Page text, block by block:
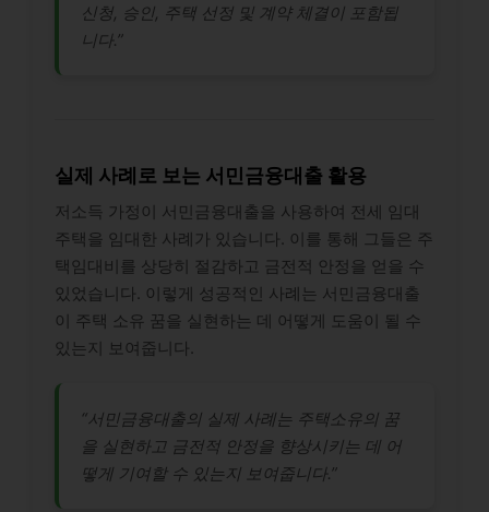
신청, 승인, 주택 선정 및 계약 체결이 포함됩
니다.”
실제 사례로 보는 서민금융대출 활용
저소득 가정이 서민금융대출을 사용하여 전세 임대
주택을 임대한 사례가 있습니다. 이를 통해 그들은 주
택임대비를 상당히 절감하고 금전적 안정을 얻을 수
있었습니다. 이렇게 성공적인 사례는 서민금융대출
이 주택 소유 꿈을 실현하는 데 어떻게 도움이 될 수
있는지 보여줍니다.
“서민금융대출의 실제 사례는 주택소유의 꿈
을 실현하고 금전적 안정을 향상시키는 데 어
떻게 기여할 수 있는지 보여줍니다.”